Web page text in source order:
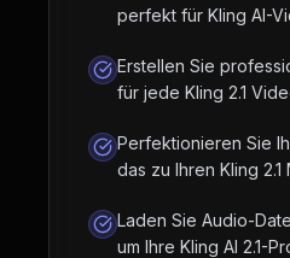
perfekt für Kling AI-
Erstellen Sie
für jede Kling 2.1
Perfektionieren Sie
das zu Ihren Kling
Laden Sie Audio-
um Ihre Kling AI 2.1-